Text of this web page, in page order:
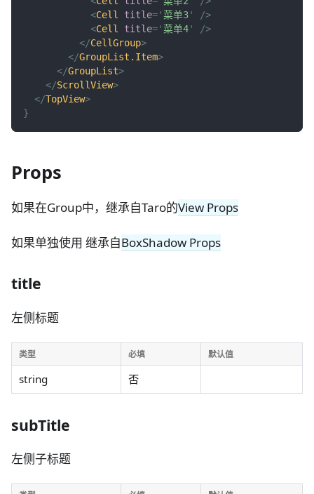
<Cell title='菜单3'
/>
<Cell title='菜单4'
/>
</CellGroup>
</GroupList.Item>
</GroupList>
</ScrollView>
</TopView>
}
Props
如果在Group中，继承自Taro的View Props
如果单独使用 继承自BoxShadow Props
title
左侧标题
类型 必填 默认值
string 否
subTitle
左侧子标题